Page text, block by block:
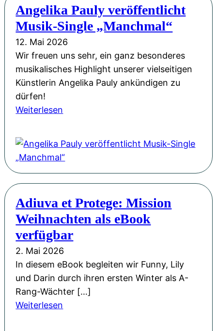
i
n
M
ü
l
l
g
e
i
t
e
r
t
r
e
n
s
p
i
e
l
i
n
e
k
n
i
g
&
M
i
t
c
k
e
,
d
i
e
g
e
:
U
n
s
e
r
A
u
t
Angelika Pauly veröffentlicht
Musik-Single „Manchmal“
12. Mai 2026
Wir freuen uns sehr, ein ganz besonderes
musikalisches Highlight unserer vielseitigen
Künstlerin Angelika Pauly ankündigen zu
dürfen!
Weiterlesen
g
e
k
a
P
Adiuva et Protege: Mission
Weihnachten als eBook
verfügbar
2. Mai 2026
In diesem eBook begleiten wir Funny, Lily
und Darin durch ihren ersten Winter als A-
Rang-Wächter […]
Weiterlesen